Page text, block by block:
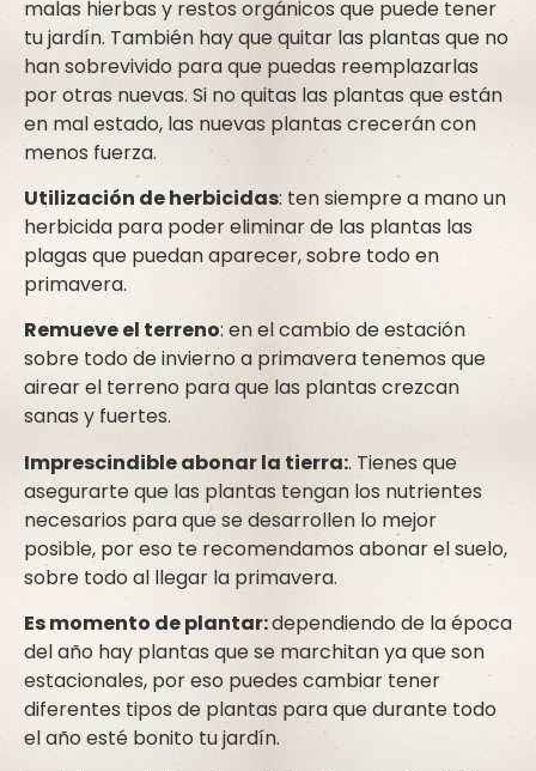
malas hierbas y restos orgánicos que puede tener
tu jardín. También hay que quitar las plantas que no
han sobrevivido para que puedas reemplazarlas
por otras nuevas. Si no quitas las plantas que están
en mal estado, las nuevas plantas crecerán con
menos fuerza.
Utilización de herbicidas: ten siempre a mano un
herbicida para poder eliminar de las plantas las
plagas que puedan aparecer, sobre todo en
primavera.
Remueve el terreno: en el cambio de estación
sobre todo de invierno a primavera tenemos que
airear el terreno para que las plantas crezcan
sanas y fuertes.
Imprescindible abonar la tierra:. Tienes que
asegurarte que las plantas tengan los nutrientes
necesarios para que se desarrollen lo mejor
posible, por eso te recomendamos abonar el suelo,
sobre todo al llegar la primavera.
Es momento de plantar:dependiendo de la época
del año hay plantas que se marchitan ya que son
estacionales, por eso puedes cambiar tener
diferentes tipos de plantas para que durante todo
el año esté bonito tu jardín.